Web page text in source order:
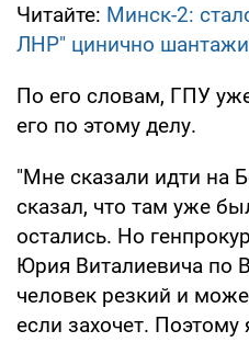
Читайте: Минск-2:
ЛНР" цинично
По его словам, ГПУ
его по этому делу.
"Мне сказали идти на
сказал, что там уже
остались. Но
Юрия Виталиевича по
человек резкий и
если захочет.